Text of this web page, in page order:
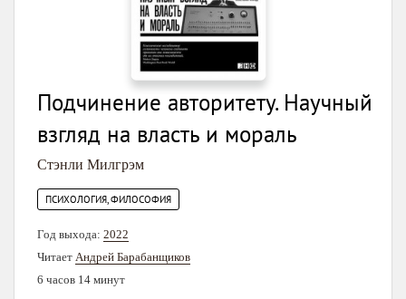
Подчинение авторитету. Научный
взгляд на власть и мораль
Стэнли Милгрэм
ПСИХОЛОГИЯ, ФИЛОСОФИЯ
Год выхода: 2022
Читает Андрей Барабанщиков
6 часов 14 минут